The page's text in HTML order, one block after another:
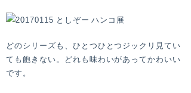
どのシリーズも、ひとつひとつジックリ見てい
ても飽きない。どれも味わいがあってかわいい
です。